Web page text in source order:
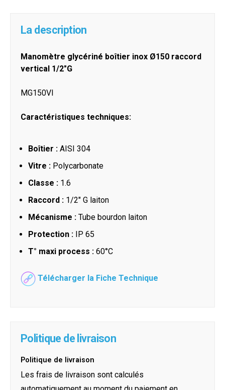
La description
Manomètre glycériné boîtier inox Ø150 raccord
vertical 1/2"G
MG150VI
Caractéristiques techniques:
Boîtier : AISI 304
Vitre : Polycarbonate
Classe : 1.6
Raccord : 1/2" G laiton
Mécanisme : Tube bourdon laiton
Protection : IP 65
T° maxi process : 60°C
Télécharger la Fiche Technique
Politique de livraison
Politique de livraison
Les frais de livraison sont calculés